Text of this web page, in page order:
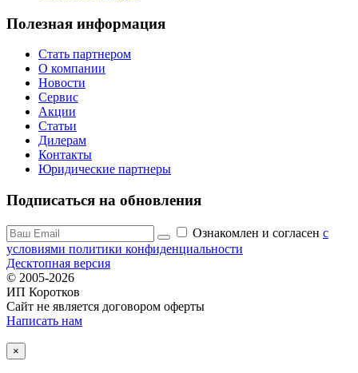
Полезная информация
Стать партнером
О компании
Новости
Сервис
Акции
Статьи
Дилерам
Контакты
Юридические партнеры
Подписаться на обновления
Ознакомлен и согласен c
условиями политики конфиденциальности
Десктопная версия
© 2005-2026
ИП Коротков
Сайт не является договором оферты
Написать нам
×